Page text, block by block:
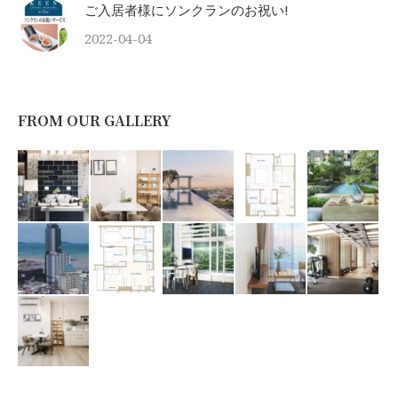
ご入居者様にソンクランのお祝い!
2022-04-04
FROM OUR GALLERY